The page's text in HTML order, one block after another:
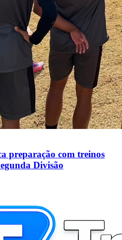
preparação com treinos
Divisão